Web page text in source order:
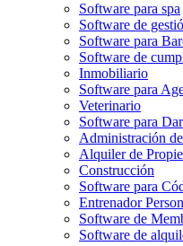
Software para spa
Software de
Software para
Software de
Inmobiliario
Software para
Veterinario
Software para
Administración
Alquiler de
Construcción
Software para
Entrenador
Software de
Software de